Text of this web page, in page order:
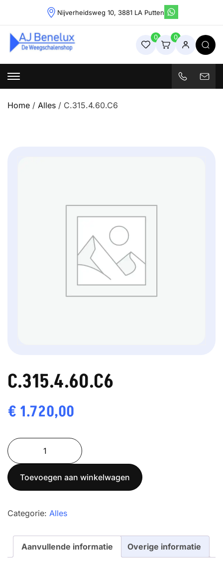
content
Nijverheidsweg 10, 3881 LA Putten
Weegschalenshop | Precisieweegschalen & Industriële
Weegoplossingen
0 0
Home / Alles / C.315.4.60.C6
C.315.4.60.C6
€ 1.720,00
C.315.4.60.C6
aantal
Toevoegen aan winkelwagen
Categorie: Alles
Aanvullende informatie Overige informatie